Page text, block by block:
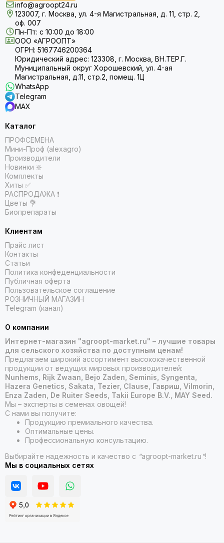
info@agroopt24.ru
123007, г. Москва, ул. 4-я Магистральная, д. 11, стр. 2,
оф. 007
Пн-Пт: с 10:00 до 18:00
ООО «АГРООПТ»
ОГРН: 5167746200364
Юридический адрес: 123308, г. Москва, ВН.ТЕР.Г.
Муниципальный округ Хорошевский, ул. 4-ая
Магистральная, д.11, стр.2, помещ. 1Ц
WhatsApp
Telegram
MAX
Каталог
ПРОФСЕМЕНА
Мини-Проф (alexagro)
Производители
Новинки ❇️
Комплекты
Хиты ✅
РАСПРОДАЖА ❗️
Цветы 💐
Биопрепараты
Клиентам
Прайс лист
Контакты
Статьи
Политика конфеденциальности
Публичная оферта
Пользовательское соглашение
РОЗНИЧНЫЙ МАГАЗИН
Telegram (канал)
О компании
Интернет-магазин "agroopt-market.ru" – лучшие товары
для сельского хозяйства по доступным ценам!
Предлагаем широкий ассортимент высококачественной
продукции от ведущих мировых производителей:
Nunhems, Rijk Zwaan, Bejo Zaden, Seminis, Syngenta,
Hazera Genetics, Sakata, Tezier, Clause, Гавриш, Vilmorin,
Enza Zaden, De Ruiter Seeds, Takii Europe B.V., MAY Seed.
Мы – эксперты в семенах овощей!
С нами вы получите:
Продукцию премиального качества.
Оптимальные цены.
Профессиональную консультацию.
Выбирайте надежность и качество с "agroopt-market.ru "!
Мы в социальных сетях